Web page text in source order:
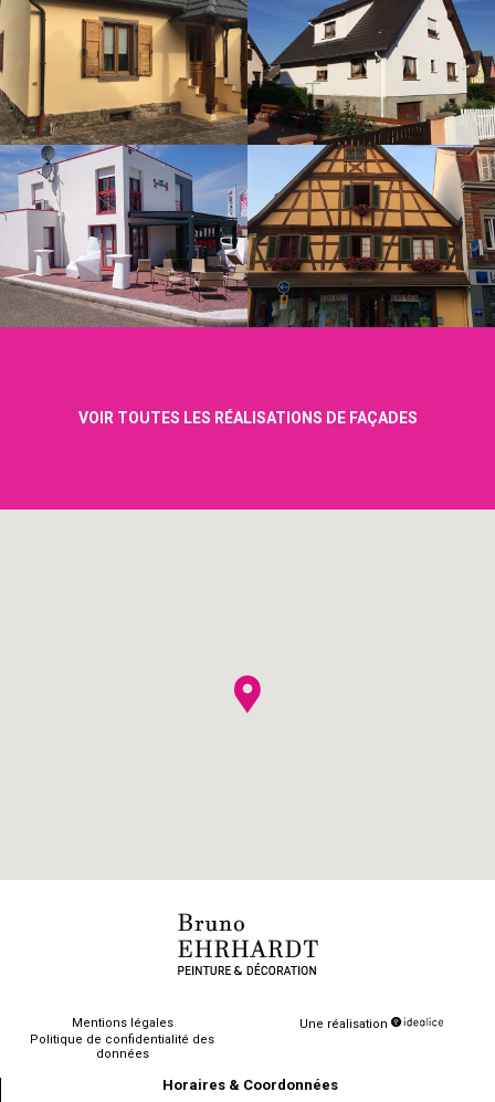
VOIR TOUTES LES RÉALISATIONS DE FAÇADES
Mentions légales
Politique de confidentialité des
données
Une réalisation
Horaires & Coordonnées